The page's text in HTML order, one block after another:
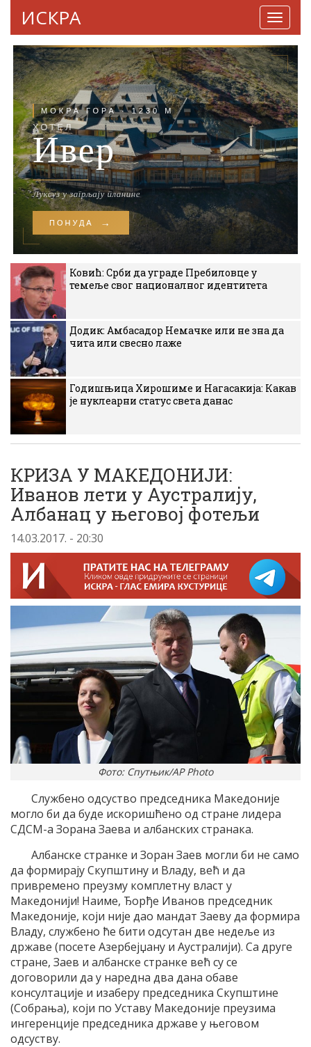
ИСКРА
Ковић: Срби да уграде Пребиловце у
темеље свог националног идентитета
Додик: Амбасадор Немачке или не зна да
чита или свесно лаже
Годишњица Хирошиме и Нагасакија: Какав
је нуклеарни статус света данас
КРИЗА У МАКЕДОНИЈИ:
Иванов лети у Аустралију,
Албанац у његовој фотељи
14.03.2017. - 20:30
Фото: Спутњик/AP Photo
Службено одсуство председника Македоније
могло би да буде искоришћено од стране лидера
СДСМ-а Зорана Заева и албанских странака.
Албанске странке и Зоран Заев могли би не само
да формирају Скупштину и Владу, већ и да
привремено преузму комплетну власт у
Македонији! Наиме, Ђорђе Иванов председник
Македоније, који није дао мандат Заеву да формира
Владу, службено ће бити одсутан две недеље из
државе (посете Азербејџану и Аустралији). Са друге
стране, Заев и албанске странке већ су се
договорили да у наредна два дана обаве
консултације и изаберу председника Скупштине
(Собрања), који по Уставу Македоније преузима
ингеренције председника државе у његовом
одсуству.